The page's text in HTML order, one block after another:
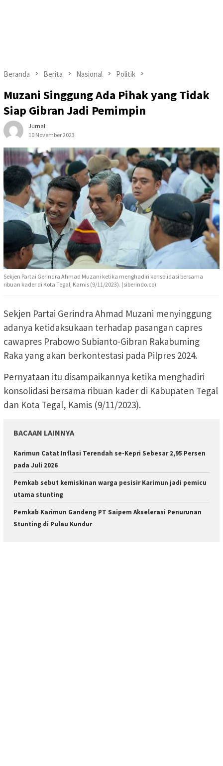
Beranda Berita Nasional Politik
Muzani Singgung Ada Pihak yang Tidak
Siap Gibran Jadi Pemimpin
Jurnal
10 November 2023
Sekjen Partai Gerindra Ahmad Muzani ketika menghadiri konsolidasi bersama
ribuan kader di Kota Tegal, Kamis (9/11/2023). (siberindo.co)
Sekjen Partai Gerindra Ahmad Muzani menyinggung
adanya ketidaksukaan terhadap pasangan capres
cawapres Prabowo Subianto-Gibran Rakabuming
Raka yang akan berkontestasi pada Pilpres 2024.
Pernyataan itu disampaikannya ketika menghadiri
konsolidasi bersama ribuan kader di Kabupaten Tegal
dan Kota Tegal, Kamis (9/11/2023).
BACAAN LAINNYA
Karimun Catat Inflasi Terendah se-Kepri Sebesar 2,95 Persen
pada Juli 2026
Pemkab sebut kemiskinan warga pesisir Karimun jadi pemicu
utama stunting
Pemkab Karimun Gandeng PT Saipem Akselerasi Penurunan
Stunting di Pulau Kundur